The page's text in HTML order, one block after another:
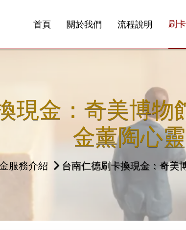
首頁 關於我們 流程說明 刷
現金：奇美博物
金薰陶心靈
服務介紹 台南仁德刷卡換現金：奇美